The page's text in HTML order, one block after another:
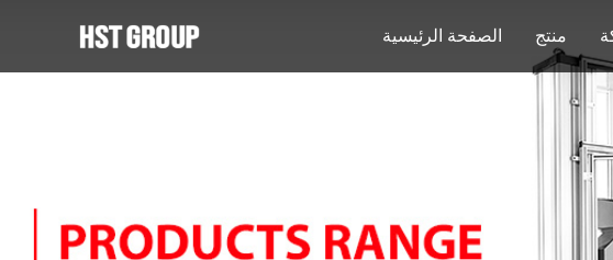
الصفحة الرئيسية منتج